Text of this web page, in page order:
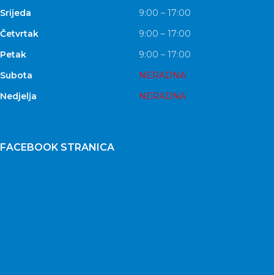
Srijeda
9:00 – 17:00
Četvrtak
9:00 – 17:00
Petak
9:00 – 17:00
Subota
NERADNA
Nedjelja
NERADNA
FACEBOOK STRANICA